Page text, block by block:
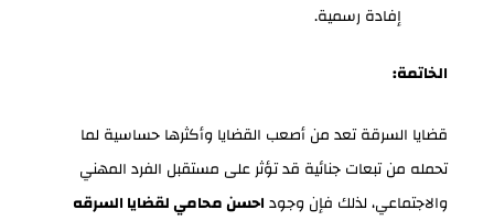
إفادة رسمية.
الخاتمة:
قضايا السرقة تعد من أصعب القضايا وأكثرها حساسية لما
تحمله من تبعات جنائية قد تؤثر على مستقبل الفرد المهني
والاجتماعي، لذلك فإن وجوداحسن محامي لقضايا السرقه